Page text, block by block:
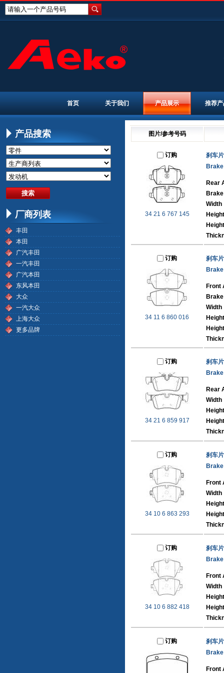
请输入一个产品号码
首页 关于我们 产品展示 推荐
图片/参考号码
订购
34 21 6 767 145
刹车片
Rear
Width
Height
订购
34 11 6 860 016
刹车片
Front
Width
Height
订购
34 21 6 859 917
刹车片
Rear
Width
Height
订购
34 10 6 863 293
刹车片
Front
Width
Height
Height
订购
34 10 6 882 418
刹车片
Front
Width
Height
订购
刹车片
Front
产品搜索
厂商列表
丰田
本田
广汽丰田
一汽丰田
广汽本田
东风本田
大众
一汽大众
上海大众
更多品牌